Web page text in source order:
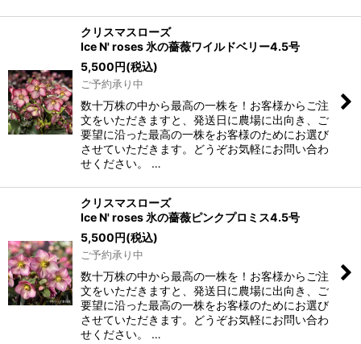
クリスマスローズ
Ice N' roses 氷の薔薇ワイルドベリー4.5号
5,500円(税込)
ご予約承り中
数十万株の中から最高の一株を！お客様からご注
文をいただきますと、発送日に農場に出向き、ご
要望に沿った最高の一株をお客様のためにお選び
させていただきます。どうぞお気軽にお問い合わ
せください。 …
クリスマスローズ
Ice N' roses 氷の薔薇ピンクプロミス4.5号
5,500円(税込)
ご予約承り中
数十万株の中から最高の一株を！お客様からご注
文をいただきますと、発送日に農場に出向き、ご
要望に沿った最高の一株をお客様のためにお選び
させていただきます。どうぞお気軽にお問い合わ
せください。 …